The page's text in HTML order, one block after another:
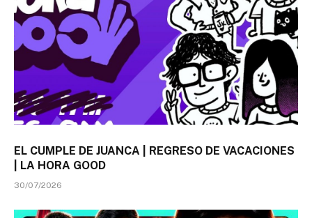
EL CUMPLE DE JUANCA | REGRESO DE VACACIONES
| LA HORA GOOD
30/07/2026